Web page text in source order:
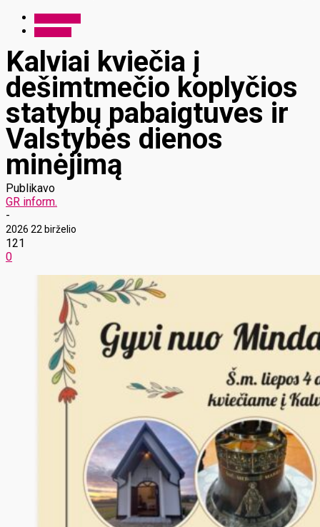
Kalviai kviečia į
dešimtmečio koplyčios
statybų pabaigtuves ir
Valstybės dienos
minėjimą
Publikavo
GR inform.
-
2026 22 birželio
121
0